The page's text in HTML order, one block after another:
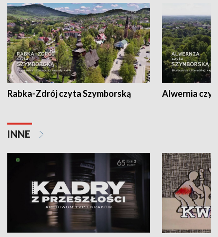
Rabka-Zdrój czyta Szymborską Alwernia
INNE